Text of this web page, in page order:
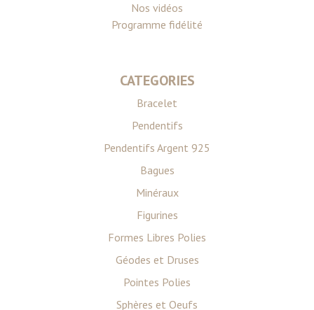
Nos vidéos
Programme fidélité
CATEGORIES
Bracelet
Pendentifs
Pendentifs Argent 925
Bagues
Minéraux
Figurines
Formes Libres Polies
Géodes et Druses
Pointes Polies
Sphères et Oeufs